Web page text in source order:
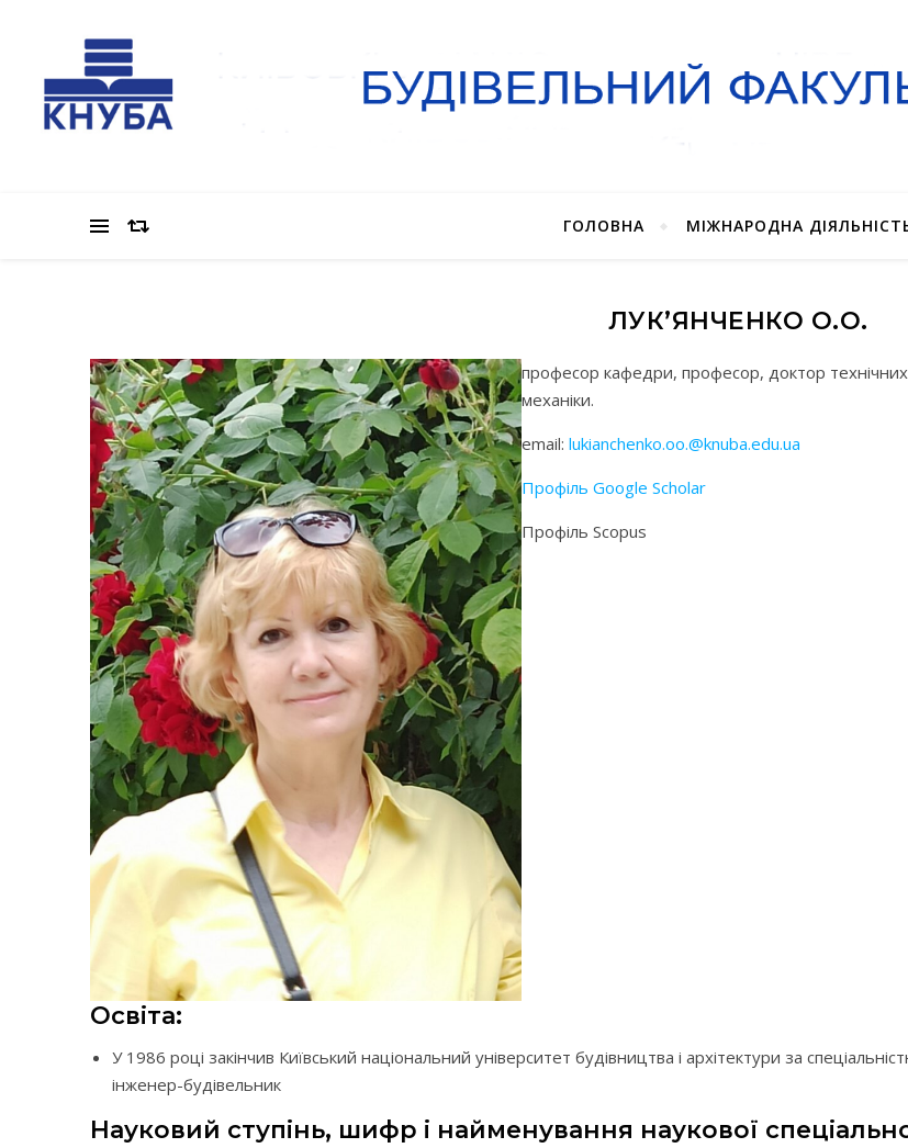
ГОЛОВНА МІЖНАРОДНА
ЛУК’ЯНЧЕНКО О.О.
професор кафедри, професор, доктор
механіки.
email:lukianchenko.oo.@knuba.edu.ua
Профіль Google Scholar
Профіль Scopus
Освіта:
У 1986 році закінчив Київський національний університет будівництва і архітектури за
інженер-будівельник
Науковий ступінь, шифр і найменування наукової